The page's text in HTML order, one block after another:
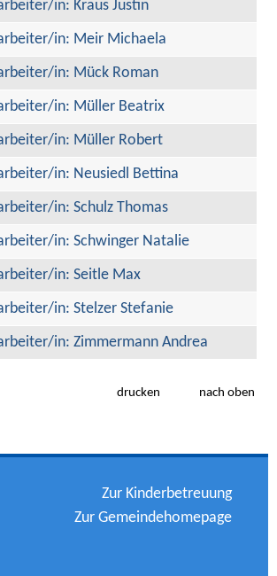
drucken nach oben
Zur Kinderbetreuung
Zur Gemeindehomepage